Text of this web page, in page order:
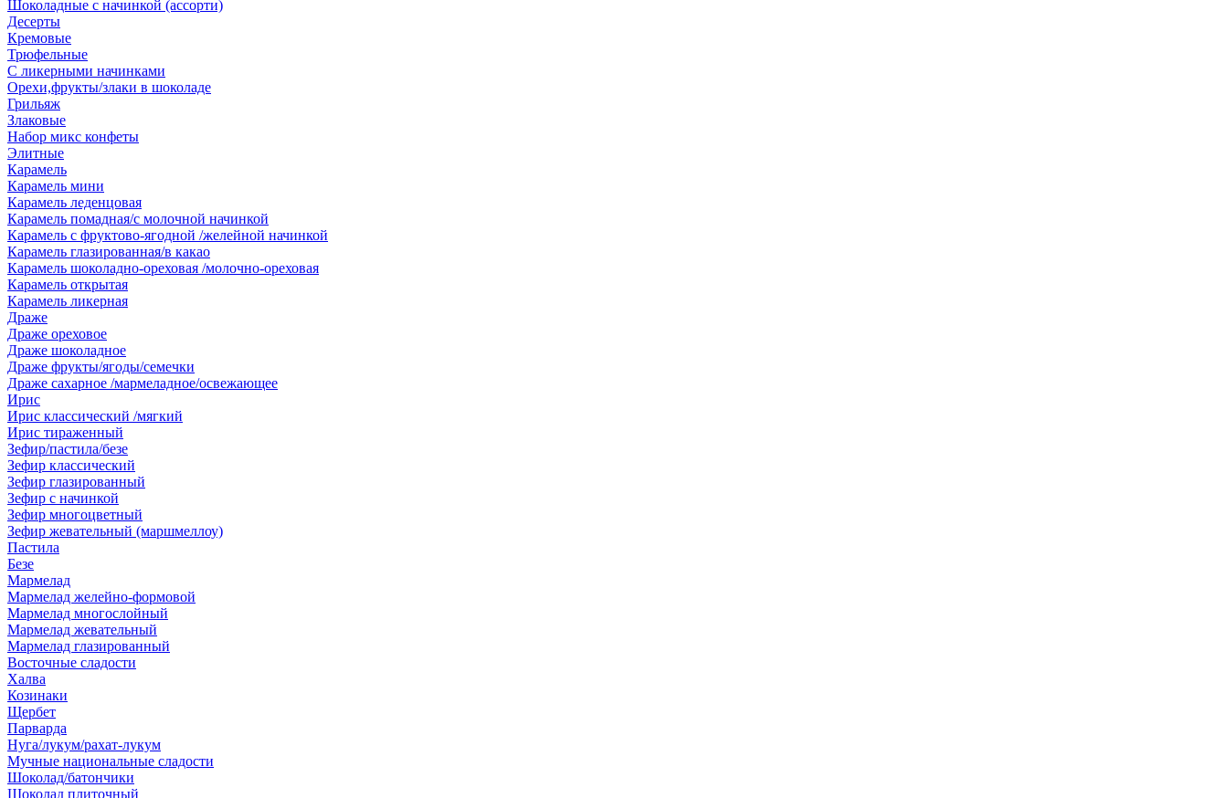
Шоколадные с начинкой (ассорти)
Десерты
Кремовые
Трюфельные
С ликерными начинками
Орехи,фрукты/злаки в шоколаде
Грильяж
Злаковые
Набор микс конфеты
Элитные
Карамель
Карамель мини
Карамель леденцовая
Карамель помадная/с молочной начинкой
Карамель с фруктово-ягодной /желейной начинкой
Карамель глазированная/в какао
Карамель шоколадно-ореховая /молочно-ореховая
Карамель открытая
Карамель ликерная
Драже
Драже ореховое
Драже шоколадное
Драже фрукты/ягоды/семечки
Драже сахарное /мармеладное/освежающее
Ирис
Ирис классический /мягкий
Ирис тираженный
Зефир/пастила/безе
Зефир классический
Зефир глазированный
Зефир с начинкой
Зефир многоцветный
Зефир жевательный (маршмеллоу)
Пастила
Безе
Мармелад
Мармелад желейно-формовой
Мармелад многослойный
Мармелад жевательный
Мармелад глазированный
Восточные сладости
Халва
Козинаки
Щербет
Парварда
Нуга/лукум/рахат-лукум
Мучные национальные сладости
Шоколад/батончики
Шоколад плиточный